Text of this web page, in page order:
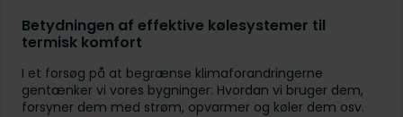
Betydningen af effektive kølesystemer til
termisk komfort
I et forsøg på at begrænse klimaforandringerne
gentænker vi vores bygninger: Hvordan vi bruger dem,
forsyner dem med strøm, opvarmer og køler dem osv.